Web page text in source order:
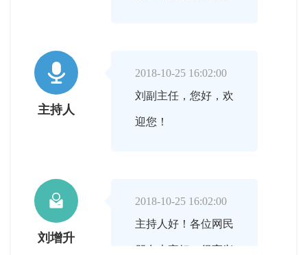

主持人
2018-10-25 16:02:00
刘副主任，您好，欢
迎您！

刘增升
2018-10-25 16:02:00
主持人好！各位网民
朋友大家好！很高兴